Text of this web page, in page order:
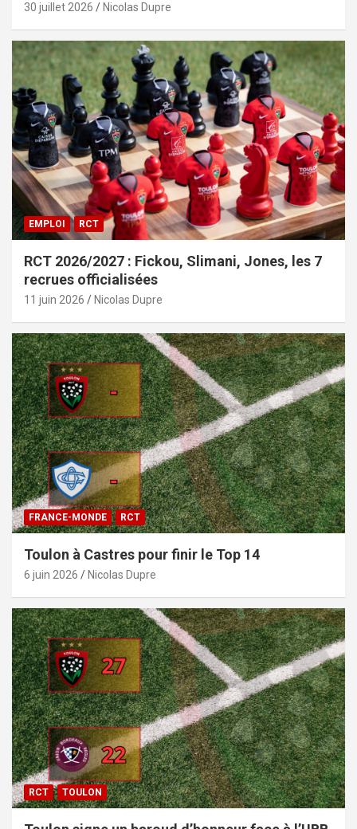
30 juillet 2026 Nicolas Dupre
EMPLOI RCT
RCT 2026/2027 : Fickou, Slimani, Jones, les 7
recrues officialisées
11 juin 2026 Nicolas Dupre
FRANCE-MONDE RCT
Toulon à Castres pour finir le Top 14
6 juin 2026 Nicolas Dupre
RCT TOULON